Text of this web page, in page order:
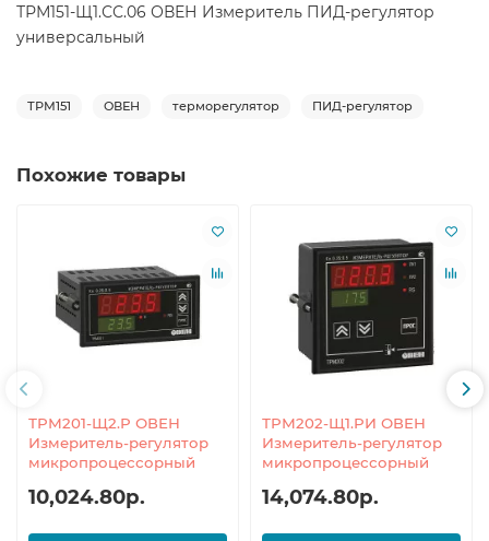
ТРМ151-Щ1.СС.06 ОВЕН Измеритель ПИД-регулятор
универсальный
ТРМ151 ОВЕН терморегулятор ПИД-регулятор
Похожие товары
ТРМ201-Щ2.Р ОВЕН
Измеритель-регулятор
микропроцессорный
10,024.80р.
ТРМ202-Щ1.РИ ОВЕН
Измеритель-регулятор
микропроцессорный
14,074.80р.